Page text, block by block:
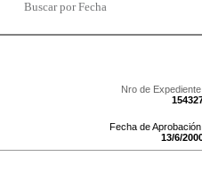
Buscar por Fecha
Nro de
Fecha de
13/6/